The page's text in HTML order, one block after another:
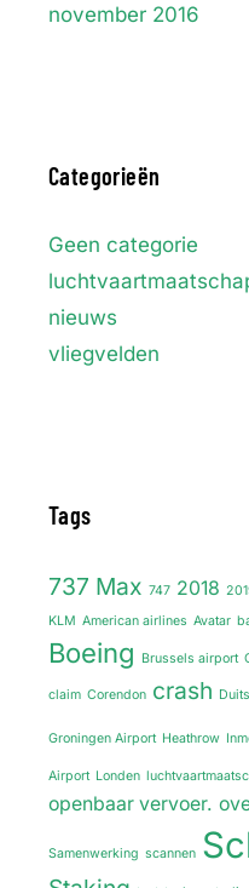
november 2016
Categorieën
Geen categorie
nieuws
vliegvelden
Tags
737 Max 747 2018
KLM American airlines Avatar
Boeing Brussels airport
claim Corendon crash
Groningen Airport Heathrow
Airport Londen
openbaar vervoer.
Samenwerking scannen